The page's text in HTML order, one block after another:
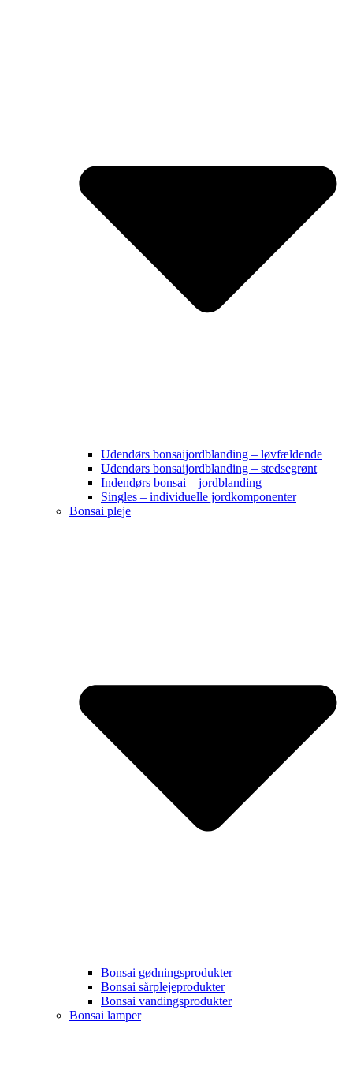
Udendørs bonsaijordblanding – løvfældende
Udendørs bonsaijordblanding – stedsegrønt
Indendørs bonsai – jordblanding
Singles – individuelle jordkomponenter
Bonsai pleje
Bonsai gødningsprodukter
Bonsai sårplejeprodukter
Bonsai vandingsprodukter
Bonsai lamper